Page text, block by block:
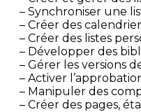
– Synchroniser une
– Créer des
– Créer des listes
– Développer des
– Gérer les versions
– Activer
– Manipuler des
– Créer des pages,